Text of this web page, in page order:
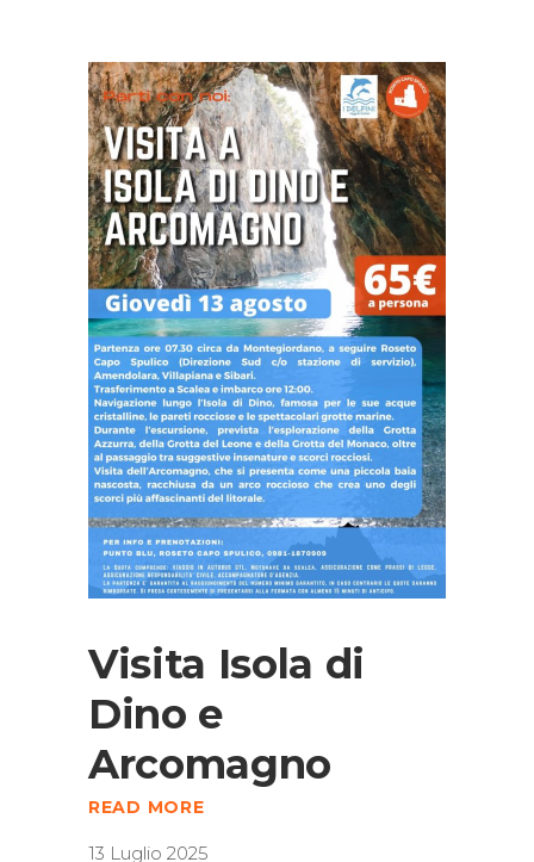
Visita Isola di
Dino e
Arcomagno
READ MORE
13 Luglio 2025